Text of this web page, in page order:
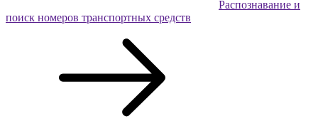
Распознавание и
поиск номеров транспортных средств